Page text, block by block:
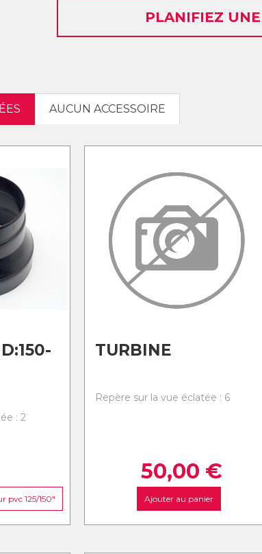
PLANIFIEZ
AUCUN ACCESSOIRE
: 2
pvc 125/150"
TURBINE
Repère sur la vue éclatée : 6
50,00 €
Ajouter au panier